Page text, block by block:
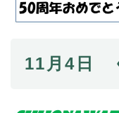
11月4日